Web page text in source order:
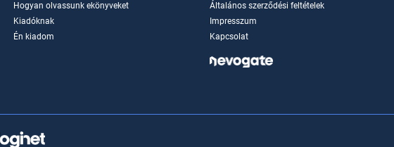
Hogyan olvassunk ekönyveket
Kiadóknak
Én kiadom
Általános szerződési feltételek
Impresszum
Kapcsolat